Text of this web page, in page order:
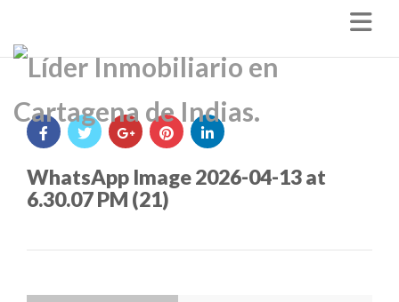
WhatsApp Image 2026-04-13 at
6.30.07 PM (21)